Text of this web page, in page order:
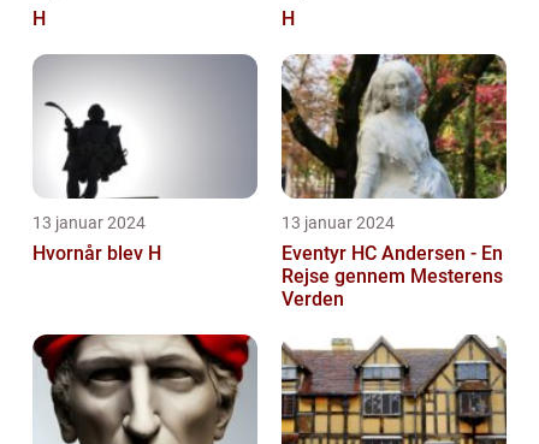
H H
13 januar 2024
Hvornår blev H
13 januar 2024
Eventyr HC Andersen - En
Rejse gennem Mesterens
Verden